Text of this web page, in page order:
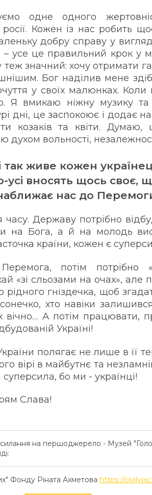
одне одного
росії. Кожен із нас робить
добру справу у
– усе це правильний крок
теж значний: хочу отримати
Бог наділив мене
у своїх малюнках.
Я вмикаю ніжну музику
дні, це заспокоює і додає
козаків та квіти. Думаю,
духом вольності,
так живе кожен
усі вносять щось
нас до
Державу потрібно
на Бога, а й на молодь
країни, кожен є
потім потрібно
«зі сльозами на очах», але
рідного гніздечка, щоб
хто навіки
вічно… А потім працювати,
Україні!
полягає не лише в її
вірі в майбутнє та
бо ми - українці!
Слава!
на першоджерело - Музей
Фонду Ріната Ахметова https://